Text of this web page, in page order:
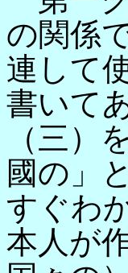
の関係
連して
書いて
（三）
國の」
すぐわ
本人が